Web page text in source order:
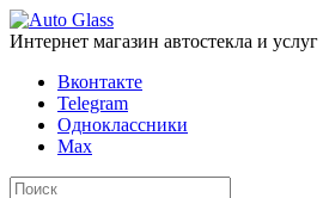
Интернет магазин автостекла и услуг
Вконтакте
Telegram
Одноклассники
Max